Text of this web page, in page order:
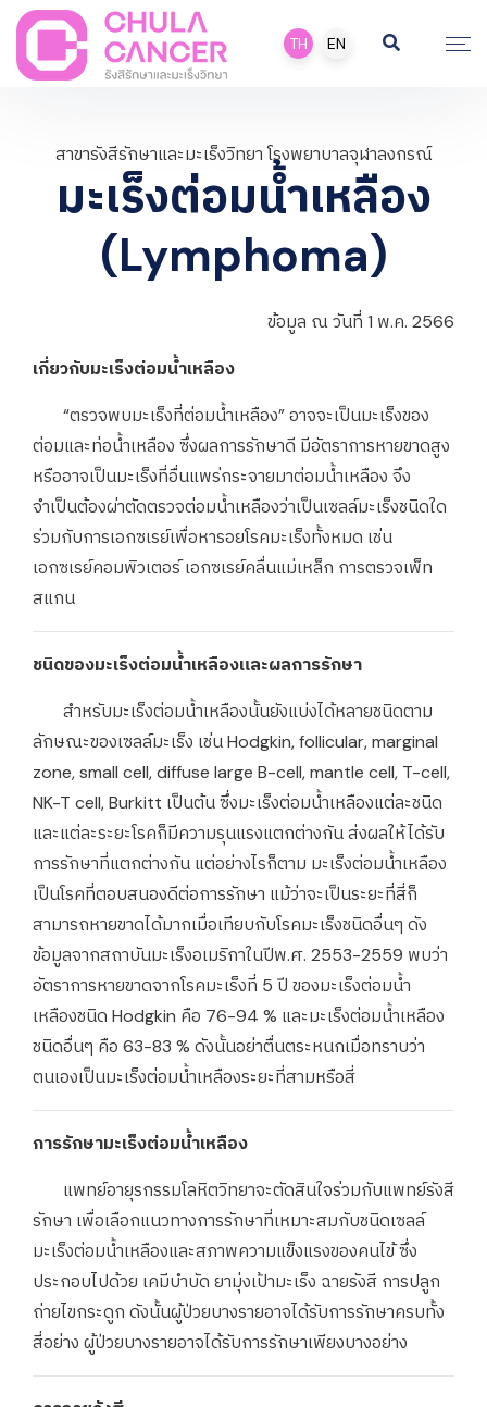
TH EN
สาขารังสีรักษาและมะเร็งวิทยา โรงพยาบาลจุฬาลงกรณ์
มะเร็งต่อมน้ำเหลือง
(Lymphoma)
ข้อมูล ณ วันที่ 1 พ.ค. 2566
เกี่ยวกับมะเร็งต่อมน้ำเหลือง
“ตรวจพบมะเร็งที่ต่อมน้ำเหลือง” อาจจะเป็นมะเร็งของ
ต่อมและท่อน้ำเหลือง ซึ่งผลการรักษาดี มีอัตราการหายขาดสูง
หรืออาจเป็นมะเร็งที่อื่นแพร่กระจายมาต่อมน้ำเหลือง จึง
จำเป็นต้องผ่าตัดตรวจต่อมน้ำเหลืองว่าเป็นเซลล์มะเร็งชนิดใด
ร่วมกับการเอกซเรย์เพื่อหารอยโรคมะเร็งทั้งหมด เช่น
เอกซเรย์คอมพิวเตอร์ เอกซเรย์คลื่นแม่เหล็ก การตรวจเพ็ท
สแกน
ชนิดของมะเร็งต่อมน้ำเหลืองและผลการรักษา
สำหรับมะเร็งต่อมน้ำเหลืองนั้นยังแบ่งได้หลายชนิดตาม
ลักษณะของเซลล์มะเร็ง เช่น Hodgkin, follicular, marginal
zone, small cell, diffuse large B-cell, mantle cell, T-cell,
NK-T cell, Burkitt เป็นต้น ซึ่งมะเร็งต่อมน้ำเหลืองแต่ละชนิด
และแต่ละระยะโรคก็มีความรุนแรงแตกต่างกัน ส่งผลให้ได้รับ
การรักษาที่แตกต่างกัน แต่อย่างไรก็ตาม มะเร็งต่อมน้ำเหลือง
เป็นโรคที่ตอบสนองดีต่อการรักษา แม้ว่าจะเป็นระยะที่สี่ก็
สามารถหายขาดได้มากเมื่อเทียบกับโรคมะเร็งชนิดอื่นๆ ดัง
ข้อมูลจากสถาบันมะเร็งอเมริกาในปีพ.ศ. 2553-2559 พบว่า
อัตราการหายขาดจากโรคมะเร็งที่ 5 ปี ของมะเร็งต่อมน้ำ
เหลืองชนิด Hodgkin คือ 76-94 % และมะเร็งต่อมน้ำเหลือง
ชนิดอื่นๆ คือ 63-83 % ดังนั้นอย่าตื่นตระหนกเมื่อทราบว่า
ตนเองเป็นมะเร็งต่อมน้ำเหลืองระยะที่สามหรือสี่
การรักษามะเร็งต่อมน้ำเหลือง
แพทย์อายุรกรรมโลหิตวิทยาจะตัดสินใจร่วมกับแพทย์รังสี
รักษา เพื่อเลือกแนวทางการรักษาที่เหมาะสมกับชนิดเซลล์
มะเร็งต่อมน้ำเหลืองและสภาพความแข็งแรงของคนไข้ ซึ่ง
ประกอบไปด้วย เคมีบำบัด ยามุ่งเป้ามะเร็ง ฉายรังสี การปลูก
ถ่ายไขกระดูก ดังนั้นผู้ป่วยบางรายอาจได้รับการรักษาครบทั้ง
สี่อย่าง ผู้ป่วยบางรายอาจได้รับการรักษาเพียงบางอย่าง